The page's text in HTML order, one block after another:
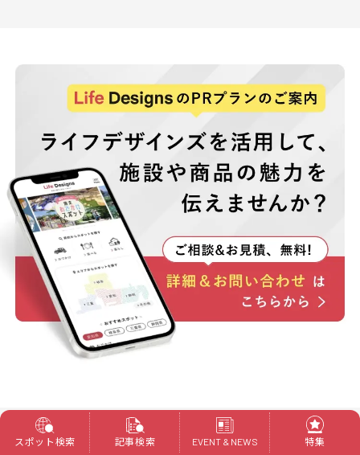
スポット検索 記事検索 EVENT & NEWS 特集